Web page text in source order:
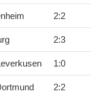
2:2
2:3
1:0
2:2